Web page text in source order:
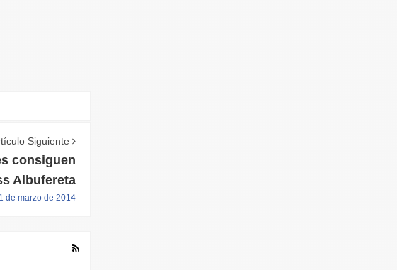
Siguiente
consiguen
Albufereta
de marzo de 2014